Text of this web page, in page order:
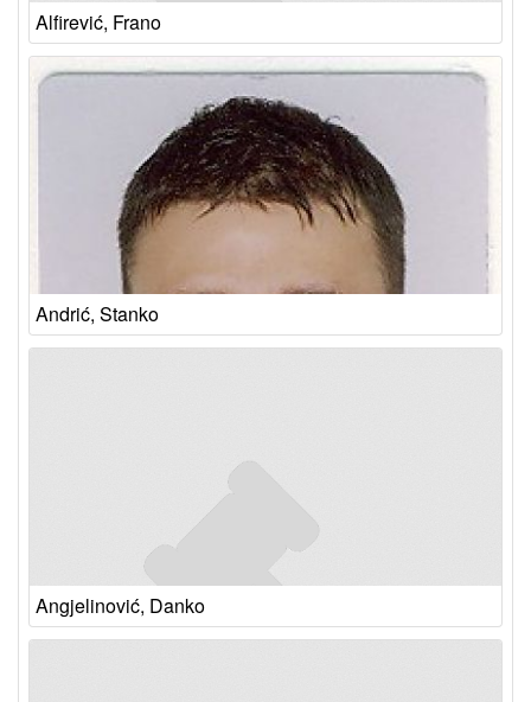
Alfirević, Frano
Andrić, Stanko
Angjelinović, Danko